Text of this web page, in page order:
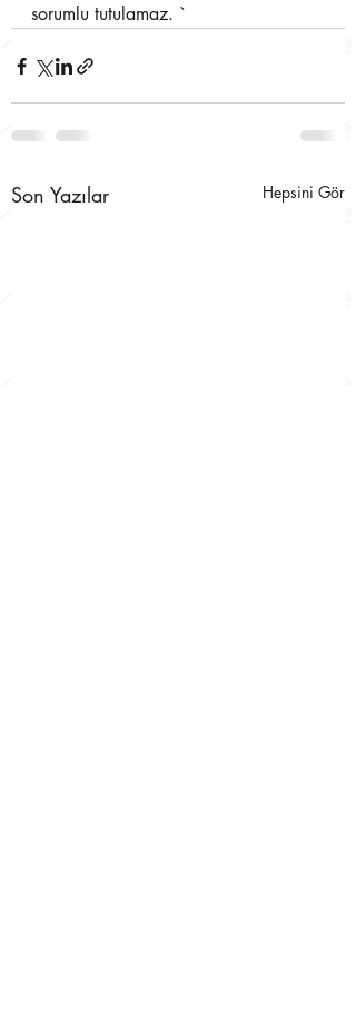
sorumlu tutulamaz. `
Son Yazılar Hepsini Gör